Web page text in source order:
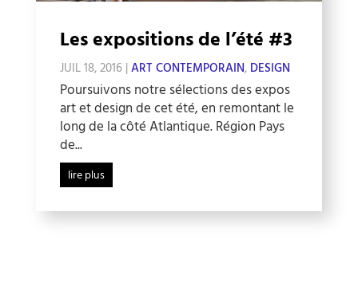
Les expositions de l’été #3
JUIL 18, 2016|ART CONTEMPORAIN, DESIGN
Poursuivons notre sélections des expos
art et design de cet été, en remontant le
long de la côté Atlantique. Région Pays
de...
lire plus